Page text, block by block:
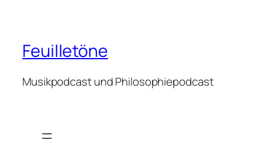
Feuilletöne
Musikpodcast und Philosophiepodcast